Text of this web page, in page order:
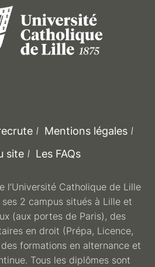
Mentions légales
site
Les FAQs
l’Université Catholique de Lille
2 campus situés à Lille et
(aux portes de Paris), des
en droit (Prépa, Licence,
formations en alternance et
Tous les diplômes sont